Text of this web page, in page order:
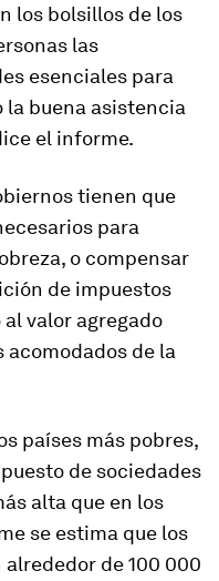
los bolsillos de los
las
esenciales para
la buena asistencia
el informe.
tienen que
para
o compensar
de impuestos
valor agregado
acomodados de la
países más pobres,
de sociedades
alta que en los
se estima que los
de 100 000